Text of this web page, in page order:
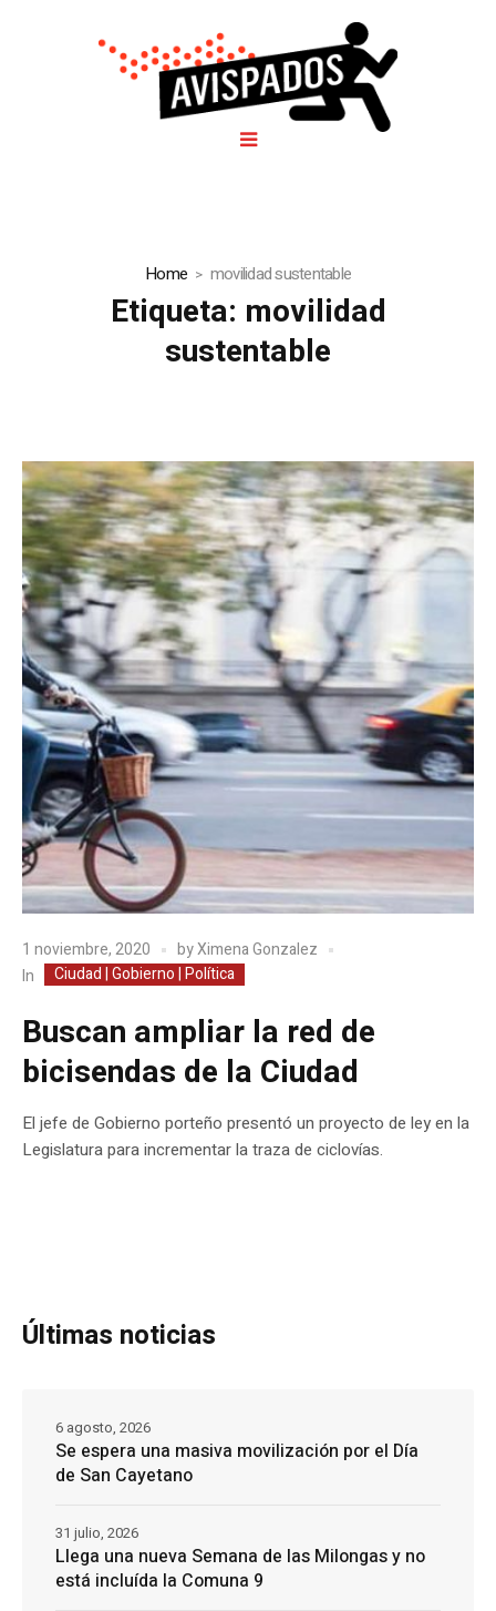
Home movilidad sustentable
Etiqueta: movilidad
sustentable
1 noviembre, 2020 byXimena Gonzalez
In
Ciudad | Gobierno | Política
Buscan ampliar la red de
bicisendas de la Ciudad
El jefe de Gobierno porteño presentó un proyecto de ley en la
Legislatura para incrementar la traza de ciclovías.
Últimas noticias
Se espera una masiva movilización por el Día
de San Cayetano
6 agosto, 2026
Llega una nueva Semana de las Milongas y no
está incluída la Comuna 9
31 julio, 2026